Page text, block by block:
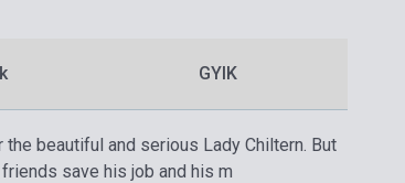
GYIK
beautiful and serious Lady Chiltern. But
save his job and his m